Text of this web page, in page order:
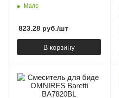
Мало
823.28 руб./шт
В корзину